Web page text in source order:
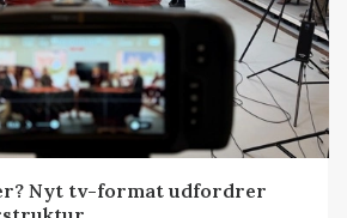
Nyt tv-format udfordrer